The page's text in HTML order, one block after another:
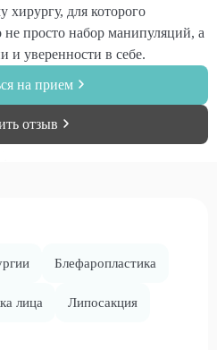
хирургу, для которого
не просто набор манипуляций, а
и уверенности в себе.
на прием
отзыв
Блефаропластика
лица Липосакция